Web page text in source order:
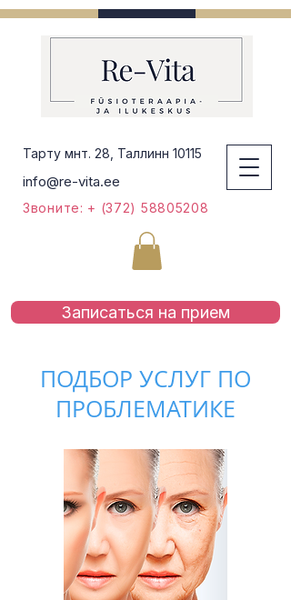
Тарту мнт. 28, Таллинн 10115
info@re-vita.ee
Звоните: + (372) 58805208
Записаться на приeм
ПОДБОР УСЛУГ ПО
ПРОБЛЕМАТИКЕ